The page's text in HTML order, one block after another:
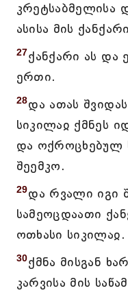
კრეტსაბმელისა
ასისა მის
27ქანქარი ას და
ერთი.
28და ათას
სიკილაჲ ქმნეს
და ოქროცხებულ
შეემკო.
29და რვალი იგი
სამეოცდაათი
ოთხასი სიკილაჲ.
30ქმნა მისგან
კარვისა მის